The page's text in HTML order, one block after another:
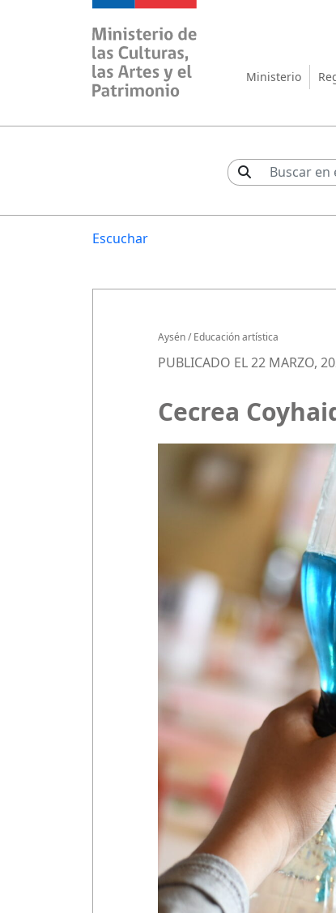
Ministerio de las
Ministerio
Escuchar
Aysén/Educación artística
PUBLICADO EL 22 MARZO,
Cecrea